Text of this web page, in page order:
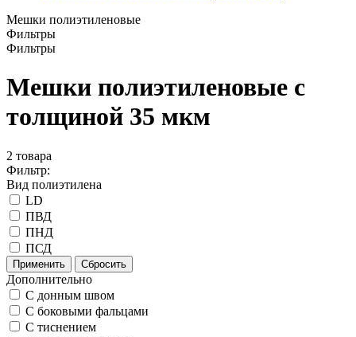
Мешки полиэтиленовые
Фильтры
Фильтры
Мешки полиэтиленовые с
толщиной 35 мкм
2 товара
Фильтр:
Вид полиэтилена
LD
ПВД
ПНД
ПСД
Применить Сбросить
Дополнительно
C донным швом
С боковыми фальцами
С тиснением